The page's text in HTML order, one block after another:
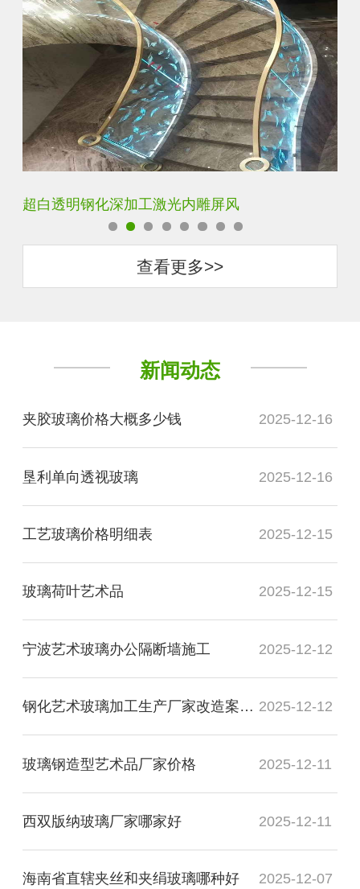
玄关水晶立体雕刻3D激光内雕玻璃
查看更多>>
新闻动态
夹胶玻璃价格大概多少钱 2025-12-16
垦利单向透视玻璃 2025-12-16
工艺玻璃价格明细表 2025-12-15
玻璃荷叶艺术品 2025-12-15
宁波艺术玻璃办公隔断墙施工 2025-12-12
钢化艺术玻璃加工生产厂家改造案例图 2025-12-12
玻璃钢造型艺术品厂家价格 2025-12-11
西双版纳玻璃厂家哪家好 2025-12-11
海南省直辖夹丝和夹绢玻璃哪种好 2025-12-07